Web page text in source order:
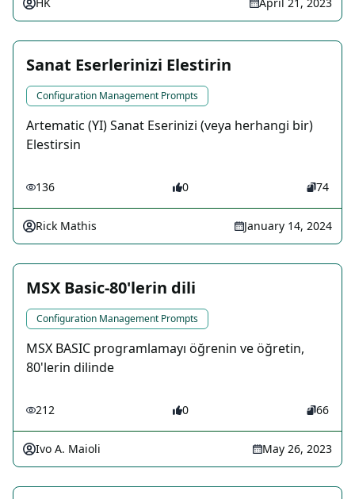
HK April 21, 2023
Sanat Eserlerinizi Elestirin
Configuration Management Prompts
Artematic (YI) Sanat Eserinizi (veya herhangi bir)
Elestirsin
136 0 74
Rick Mathis January 14, 2024
MSX Basic-80'lerin dili
Configuration Management Prompts
MSX BASIC programlamayı öğrenin ve öğretin,
80'lerin dilinde
212 0 66
Ivo A. Maioli May 26, 2023